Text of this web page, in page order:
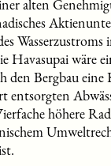
alten
Havasupai wäre
Bergbau eine
entsorgten
höhere